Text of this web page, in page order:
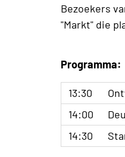
Bezoekers
"Markt" die
Programma:
13:30
14:00
14:30